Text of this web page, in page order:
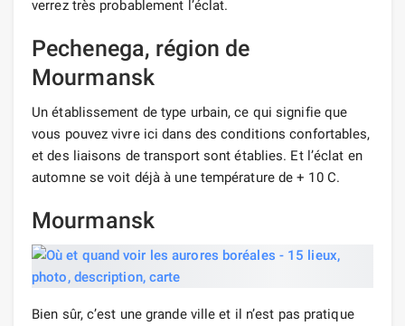
verrez très probablement l’éclat.
Pechenega, région de
Mourmansk
Un établissement de type urbain, ce qui signifie que
vous pouvez vivre ici dans des conditions confortables,
et des liaisons de transport sont établies. Et l’éclat en
automne se voit déjà à une température de + 10 C.
Mourmansk
Bien sûr, c’est une grande ville et il n’est pas pratique